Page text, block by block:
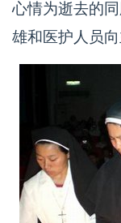
心情为逝去的
雄和医护人员向